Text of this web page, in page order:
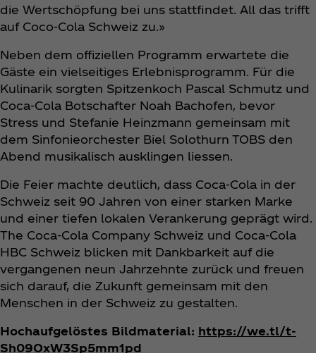
die Wertschöpfung bei uns stattfindet. All das trifft
auf Coco-Cola Schweiz zu.»
Neben dem offiziellen Programm erwartete die
Gäste ein vielseitiges Erlebnisprogramm. Für die
Kulinarik sorgten Spitzenkoch Pascal Schmutz und
Coca‑Cola Botschafter Noah Bachofen, bevor
Stress und Stefanie Heinzmann gemeinsam mit
dem Sinfonieorchester Biel Solothurn TOBS den
Abend musikalisch ausklingen liessen.
Die Feier machte deutlich, dass Coca‑Cola in der
Schweiz seit 90 Jahren von einer starken Marke
und einer tiefen lokalen Verankerung geprägt wird.
The Coca‑Cola Company Schweiz und Coca‑Cola
HBC Schweiz blicken mit Dankbarkeit auf die
vergangenen neun Jahrzehnte zurück und freuen
sich darauf, die Zukunft gemeinsam mit den
Menschen in der Schweiz zu gestalten.
Hochaufgelöstes Bildmaterial: https://we.tl/t-
Sh09OxW3Sp5mm1pd